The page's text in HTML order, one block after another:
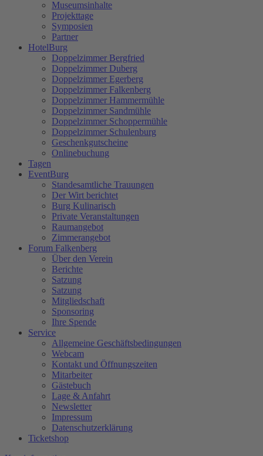
Museumsinhalte
Projekttage
Symposien
Partner
HotelBurg
Doppelzimmer Bergfried
Doppelzimmer Duberg
Doppelzimmer Egerberg
Doppelzimmer Falkenberg
Doppelzimmer Hammermühle
Doppelzimmer Sandmühle
Doppelzimmer Schoppermühle
Doppelzimmer Schulenburg
Geschenkgutscheine
Onlinebuchung
Tagen
EventBurg
Standesamtliche Trauungen
Der Wirt berichtet
Burg Kulinarisch
Private Veranstaltungen
Raumangebot
Zimmerangebot
Forum Falkenberg
Über den Verein
Berichte
Satzung
Satzung
Mitgliedschaft
Sponsoring
Ihre Spende
Service
Allgemeine Geschäftsbedingungen
Webcam
Kontakt und Öffnungszeiten
Mitarbeiter
Gästebuch
Lage & Anfahrt
Newsletter
Impressum
Datenschutzerklärung
Ticketshop